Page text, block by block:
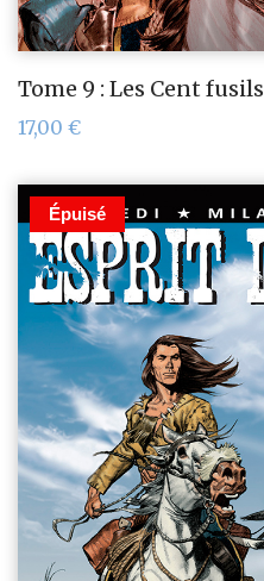
Tome 9 : Les Cent fusils
17,00 €
Épuisé